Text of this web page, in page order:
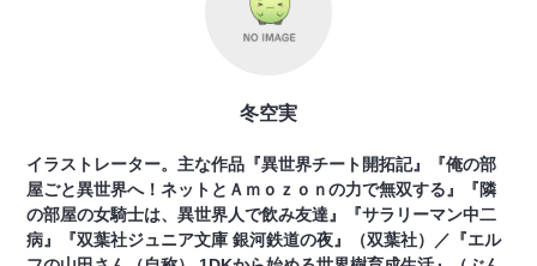
冬空実
イラストレーター。主な作品『異世界チート開拓記』『俺の部
屋ごと異世界へ！ネットとＡｍｏｚｏｎの力で無双する』『隣
の部屋の女騎士は、異世界人で飲み友達』『サラリーマン中二
病』『双葉社ジュニア文庫 銀河鉄道の夜』（双葉社）／『エル